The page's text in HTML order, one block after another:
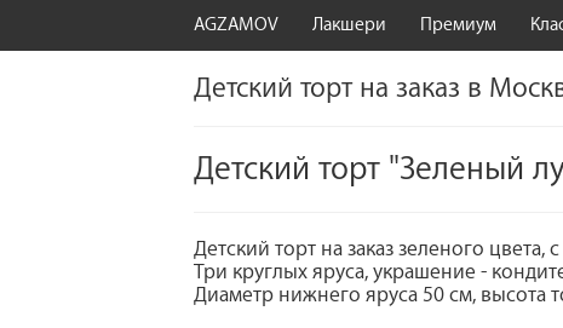
AGZAMOV Лакшери Премиум
Детский торт на заказ в
Детский торт "Зеленый
Детский торт на заказ зеленого
Три круглых яруса, украшение -
Диаметр нижнего яруса 50 см, высота